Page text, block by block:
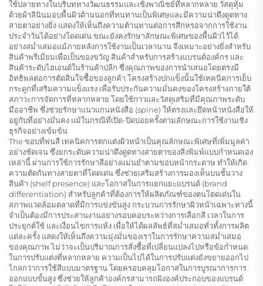
ใช้ปลายทางในบริบททางวัฒนธรรมและเชิงพาณิชย์ที่หลากหลาย วัสดุหุ้ม
ด้วยผ้าลินินมอบพื้นผิวด้านนอกที่ทนทานเป็นพิเศษและมีความน่าดึงดูดทาง
สายตาอย่างยิ่ง แสดงให้เห็นถึงความต้านทานต่อการสึกหรอจากการใช้งาน
ประจำวันได้อย่างโดดเด่น ขณะยังคงรักษาลักษณะพิเศษของพื้นผิวไว้ได้
อย่างสม่ำเสมอแม้ภายหลังการใช้งานเป็นเวลานาน จึงเหมาะอย่างยิ่งสำหรับ
สินค้าพรีเมียมเพื่อเป็นของขวัญ สินค้าสำหรับการสร้างแบรนด์องค์กร และ
สินค้าระดับไฮเอนด์ในร้านค้าปลีก ซึ่งคุณภาพของการนำเสนอโดยตรงมี
อิทธิพลต่อการตัดสินใจซื้อของลูกค้า โครงสร้างปกแข็งนั้นใช้เทคนิคการเย็บ
กระดูกที่เสริมความแข็งแรง เพื่อรับประกันความมั่นคงของโครงสร้างภายใต้
สภาวะการจัดการที่หลากหลาย โดยใช้กาวและวัสดุเสริมที่มีคุณภาพระดับ
มืออาชีพ ซึ่งช่วยรักษาแนวแกนหนังสือ (spine) ให้ตรงและยึดหน้าหนังสือให้
อยู่กับที่อย่างมั่นคง แม้ในกรณีที่เปิด-ปิดบ่อยครั้งตามลักษณะการใช้งานเชิง
ธุรกิจอย่างเข้มข้น
Theขอบที่พ่นสี เทคนิคการตกแต่งผิวหน้าเป็นคุณลักษณะพิเศษที่เพิ่มมูลค่า
อย่างชัดเจน ซึ่งยกระดับความน่าดึงดูดทางสายตาของสิ่งพิมพ์แบบกำหนดเอง
เหล่านี้ ผ่านการใช้การรักษาสีอย่างแม่นยำตามขอบหน้ากระดาษ ทำให้เกิด
ความตัดกันทางสายตาที่โดดเด่น ซึ่งช่วยเสริมสร้างการมองเห็นบนชั้นวาง
สินค้า (shelf presence) และโอกาสในการแยกแยะแบรนด์ (brand
differentiation) สำหรับลูกค้าที่ต้องการให้ผลิตภัณฑ์ของตนโดดเด่นใน
สภาพแวดล้อมตลาดที่มีการแข่งขันสูง กระบวนการรักษาผิวหน้าเฉพาะทางนี้
จำเป็นต้องมีการประสานงานอย่างรอบคอบระหว่างการเลือกสี เวลาในการ
ประยุกต์ใช้ และเงื่อนไขการแห้ง เพื่อให้ได้ผลลัพธ์ที่สม่ำเสมอทั่วทั้งการผลิต
แต่ละครั้ง แสดงให้เห็นถึงความมุ่งมั่นของเราในการรักษาความสม่ำเสมอ
ของคุณภาพ ไม่ว่าจะเป็นปริมาณการสั่งซื้อที่เปลี่ยนแปลงไปหรือข้อกำหนด
ในการปรับแต่งที่หลากหลาย ความเป็นไปได้ในการปรับแต่งยังขยายออกไป
ไกลกว่าการใช้สีแบบมาตรฐาน โดยครอบคลุมโอกาสในการบูรณาการการ
ออกแบบขั้นสูง ซึ่งช่วยให้ลูกค้าองค์กรสามารถฝังองค์ประกอบของแบรนด์